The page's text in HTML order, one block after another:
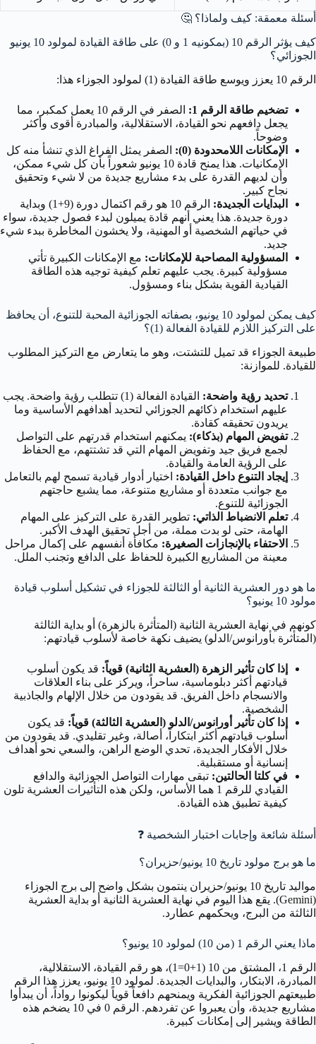
أسئلة معمقة: كيف ولماذا؟ 🤔
كيف يؤثر الرقم 10 (بمكونيه 1 و 0) على طاقة القيادة لمولود 10 يونيو
الجوزائي؟
الرقم 10 يعزز ويوسع طاقة القيادة (1) لمولود الجوزاء هذا:
تضخيم طاقة الرقم 1:
الصفر في الرقم 10 يعمل كمكبر، مما
يجعل دافعهم نحو القيادة، الاستقلالية، والمبادرة أقوى وأكثر
وضوحاً.
الإمكانات اللامحدودة (0):
الصفر يمثل الفراغ الذي تنشأ منه كل
الإمكانيات. هذا يمنح قادة 10 يونيو شعوراً بأن كل شيء ممكن،
وأن لديهم القدرة على بدء مشاريع جديدة من لا شيء وتحقيق
نجاح كبير.
البدايات الجديدة:
الرقم 10 هو رقم اكتمال دورة (9+1) وبداية
دورة جديدة. هذا يعني أنهم قادة يميلون لبدء فصول جديدة، سواء
في حياتهم الشخصية أو المهنية، ولا يخشون المخاطرة ببدء شيء
جديد.
المسؤولية المصاحبة للإمكانات: مع الإمكانات الكبيرة تأتي
مسؤولية كبيرة. يجب عليهم تعلم كيفية توجيه هذه الطاقة
القيادية القوية بشكل بناء ومسؤول.
كيف يمكن لمولود 10 يونيو، بصفاته الجوزائية المحبة للتنوع، أن يحافظ
على التركيز اللازم للقيادة الفعالة (1)؟
طبيعة الجوزاء قد تميل للتشتت، وهو ما يتعارض مع التركيز المطلوب
للقيادة. للموازنة:
تحديد رؤية واضحة:
القيادة الفعالة (1) تتطلب رؤية واضحة. يجب
عليهم استخدام ذكائهم الجوزائي لتحديد أهدافهم الأساسية وما
يريدون تحقيقه كقادة.
تفويض المهام (بذكاء): يمكنهم استخدام قدرتهم على التواصل
لجمع فريق جيد وتفويض المهام التي قد تشتتهم، مع الحفاظ
على الرؤية العامة والقيادة.
إيجاد التنوع داخل القيادة: اختيار أدوار قيادية تسمح لهم بالتعامل
مع جوانب متعددة أو مشاريع متنوعة، مما يشبع حاجتهم
الجوزائية للتنوع.
تعلم الانضباط الذاتي: تطوير القدرة على التركيز على المهام
الهامة، حتى لو بدت مملة، من أجل تحقيق الهدف الأكبر.
الاحتفاء بالإنجازات الصغيرة: مكافأة أنفسهم على إكمال مراحل
معينة من المشاريع الكبيرة للحفاظ على الدافع وتجنب الملل.
ما هو دور العشرية الثانية أو الثالثة للجوزاء في تشكيل أسلوب قيادة
مولود 10 يونيو؟
كونهم في نهاية العشرية الثانية (المتأثرة بالزهرة) أو بداية الثالثة
(المتأثرة بأورانوس/الدلو) يضيف نكهة خاصة لأسلوب قيادتهم:
إذا كان تأثير الزهرة (العشرية الثانية) قوياً: قد يكون أسلوب
قيادتهم أكثر دبلوماسية، ساحراً، ويركز على بناء العلاقات
والانسجام داخل الفريق. قد يقودون من خلال الإلهام والجاذبية
الشخصية.
إذا كان تأثير أورانوس/الدلو (العشرية الثالثة) قوياً: قد يكون
أسلوب قيادتهم أكثر ابتكاراً، أصالة، وغير تقليدي. قد يقودون من
خلال الأفكار الجديدة، تحدي الوضع الراهن، والسعي نحو أهداف
إنسانية أو مستقبلية.
في كلتا الحالتين: تبقى مهارات التواصل الجوزائية والدافع
القيادي للرقم 1 هما الأساس، ولكن هذه التأثيرات العشرية تلون
كيفية تطبيق هذه القيادة.
أسئلة شائعة وإجابات اختبار الشخصية ❓
ما هو برج مولود تاريخ 10 يونيو/حزيران؟
مواليد تاريخ 10 يونيو/حزيران ينتمون بشكل واضح إلى برج الجوزاء
(Gemini). يقع هذا اليوم في نهاية العشرية الثانية أو بداية العشرية
الثالثة من البرج، ويحكمهم عطارد.
ماذا يعني الرقم 1 (من 10) لمولود 10 يونيو؟
الرقم 1، المشتق من 10 (1+0=1)، هو رقم القيادة، الاستقلالية،
المبادرة، الابتكار، والبدايات الجديدة. لمولود 10 يونيو، يعزز هذا الرقم
طبيعتهم الجوزائية الفكرية ويمنحهم دافعاً قوياً ليكونوا رواداً، أن يبدأوا
مشاريع جديدة، وأن يعبروا عن تفردهم. الرقم 0 في 10 يضخم هذه
الطاقة ويشير إلى إمكانات كبيرة.